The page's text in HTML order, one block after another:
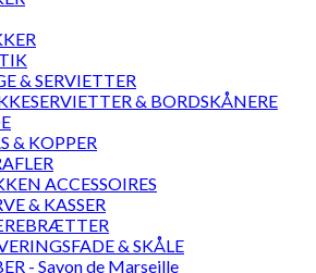
& SERVIETTER
& BORDSKÅNERE
& KOPPER
ACCESSOIRES
& KASSER
& SKÅLE
- Savon de Marseille